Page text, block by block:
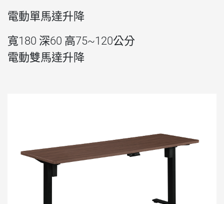
電動單馬達升降
寬180 深60 高75~120公分
電動雙馬達升降